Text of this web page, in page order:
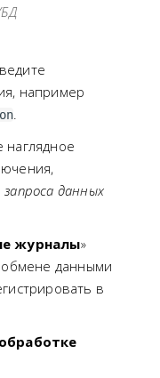
например
.
наглядное
данных
журналы»
обмене данными
в